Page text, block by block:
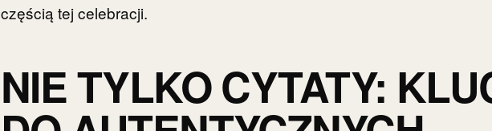
częścią tej celebracji.
NIE TYLKO CYTATY: